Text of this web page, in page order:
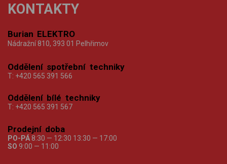
KONTAKTY
Burian ELEKTRO
Nádražní 810, 393 01 Pelhřimov
Oddělení spotřební techniky
T: +420 565 391 566
Oddělení bílé techniky
T: +420 565 391 567
Prodejní doba
PO-PÁ 8:30 — 12:30 13:30 — 17:00
SO 9:00 — 11:00